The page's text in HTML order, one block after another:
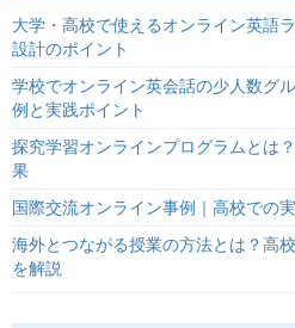
大学・高校で使えるオンライン英語
設計のポイント
学校でオンライン英会話の少人数グ
例と実践ポイント
探究学習オンラインプログラムとは
果
国際交流オンライン事例｜高校での
海外とつながる授業の方法とは？高
を解説